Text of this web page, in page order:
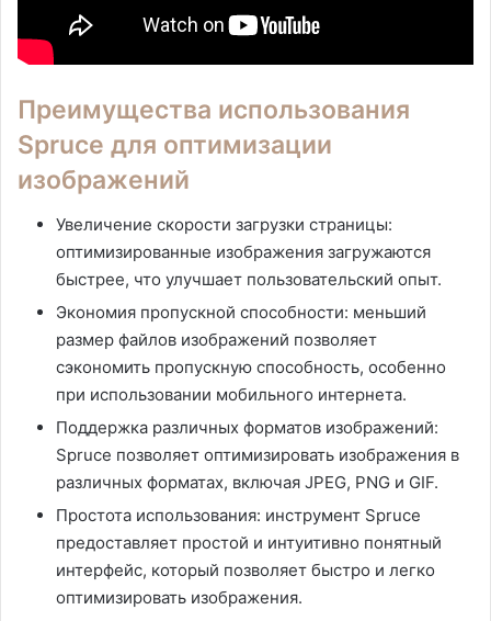
Преимущества использования
Spruce для оптимизации
изображений
Увеличение скорости загрузки страницы:
оптимизированные изображения загружаются
быстрее, что улучшает пользовательский опыт.
Экономия пропускной способности: меньший
размер файлов изображений позволяет
сэкономить пропускную способность, особенно
при использовании мобильного интернета.
Поддержка различных форматов изображений:
Spruce позволяет оптимизировать изображения в
различных форматах, включая JPEG, PNG и GIF.
Простота использования: инструмент Spruce
предоставляет простой и интуитивно понятный
интерфейс, который позволяет быстро и легко
оптимизировать изображения.